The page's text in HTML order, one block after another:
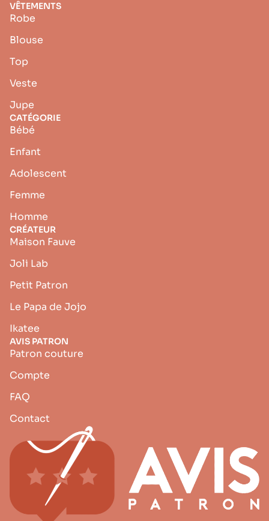
VÊTEMENTS
Robe
Blouse
Top
Veste
Jupe
CATÉGORIE
Bébé
Enfant
Adolescent
Femme
Homme
CRÉATEUR
Maison Fauve
Joli Lab
Petit Patron
Le Papa de Jojo
Ikatee
AVIS PATRON
Patron couture
Compte
FAQ
Contact